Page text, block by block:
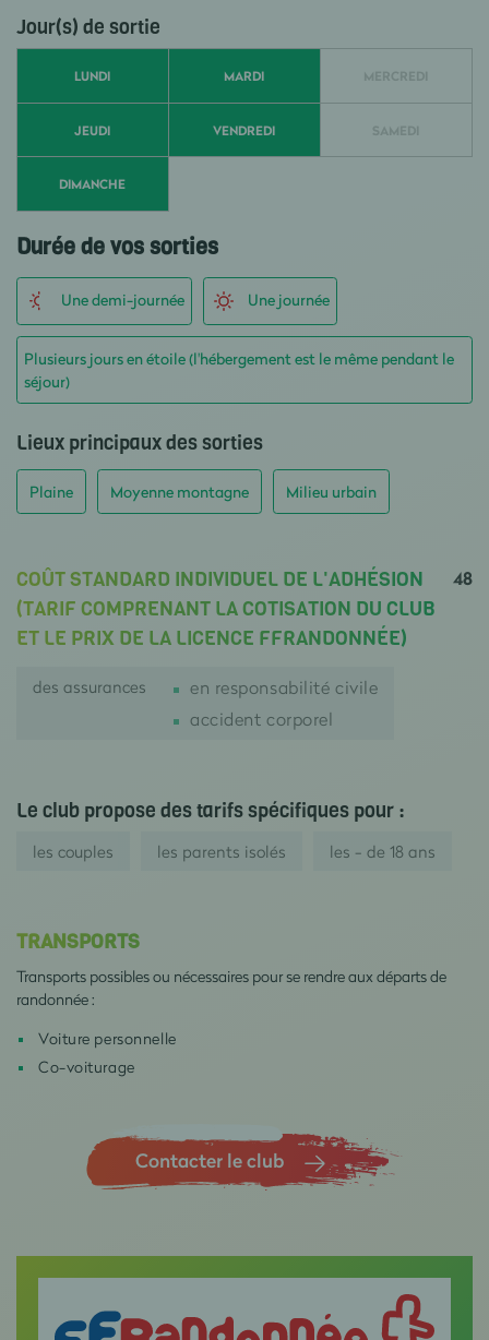
Jour(s) de sortie
LUNDI MARDI MERCREDI
JEUDI VENDREDI SAMEDI
DIMANCHE
Durée de vos sorties
Une demi-journée Une journée
Plusieurs jours en étoile (l'hébergement est le même pendant le
séjour)
Lieux principaux des sorties
Plaine Moyenne montagne Milieu urbain
COÛT STANDARD INDIVIDUEL DE L'ADHÉSION
(TARIF COMPRENANT LA COTISATION DU CLUB
ET LE PRIX DE LA LICENCE FFRANDONNÉE)
48
des assurances
en responsabilité civile
accident corporel
Le club propose des tarifs spécifiques pour :
les couples les parents isolés les - de 18 ans
TRANSPORTS
Transports possibles ou nécessaires pour se rendre aux départs de
randonnée :
Voiture personnelle
Co-voiturage
Contacter le club